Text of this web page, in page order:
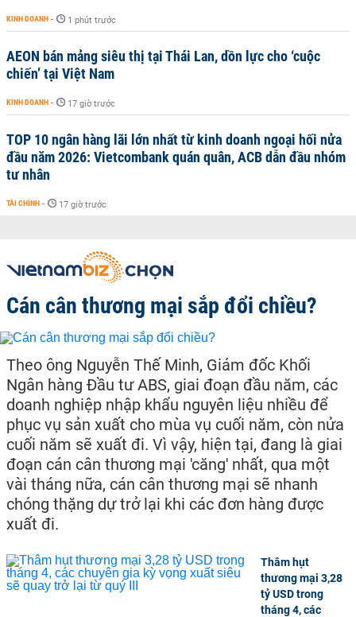
KINH DOANH - 1 phút trước
AEON bán mảng siêu thị tại Thái Lan, dồn lực cho ‘cuộc
chiến’ tại Việt Nam
KINH DOANH - 17 giờ trước
TOP 10 ngân hàng lãi lớn nhất từ kinh doanh ngoại hối nửa
đầu năm 2026: Vietcombank quán quân, ACB dẫn đầu nhóm
tư nhân
TÀI CHÍNH - 17 giờ trước
Cán cân thương mại sắp đổi chiều?
Theo ông Nguyễn Thế Minh, Giám đốc Khối
Ngân hàng Đầu tư ABS, giai đoạn đầu năm, các
doanh nghiệp nhập khẩu nguyên liệu nhiều để
phục vụ sản xuất cho mùa vụ cuối năm, còn nửa
cuối năm sẽ xuất đi. Vì vậy, hiện tại, đang là giai
đoạn cán cân thương mại 'căng' nhất, qua một
vài tháng nữa, cán cân thương mại sẽ nhanh
chóng thặng dự trở lại khi các đơn hàng được
xuất đi.
Thâm hụt
thương mại 3,28
tỷ USD trong
tháng 4, các